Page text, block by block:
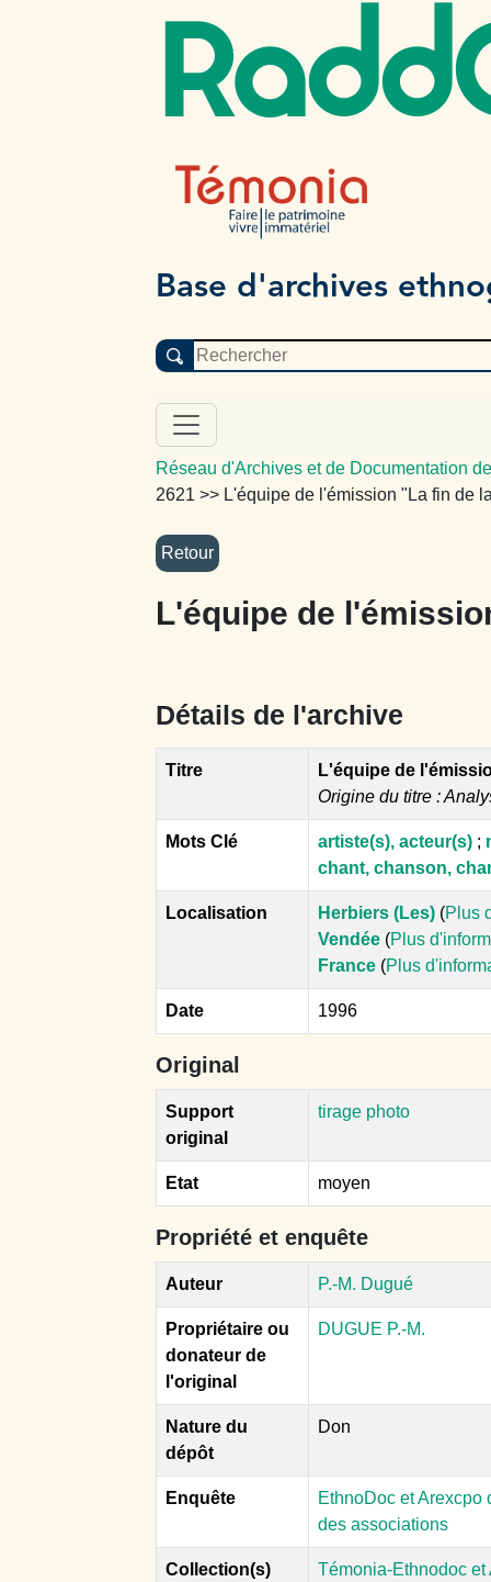
Base d'archives
Réseau d'Archives et de Documentation
2621 >> L'équipe de l'émission "La fin de
L'équipe de
Détails de l'archive
Titre
L'équipe de
Origine du titre :
Mots Clé artiste(s), acteur(s) ;
chant, chanson,
Localisation Herbiers (Les) (Plus
Vendée (Plus
France (Plus
Date 1996
Original
Support
original
tirage photo
Etat moyen
Propriété et enquête
Auteur P.-M. Dugué
Propriétaire ou
donateur de
l'original
DUGUE P.-M.
Nature du
dépôt
Don
Enquête
EthnoDoc et Arexcpo
des associations
Collection(s) Témonia-Ethnodoc